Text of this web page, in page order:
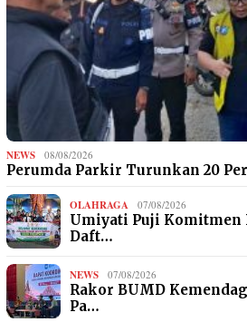
NEWS 08/08/2026
Perumda Parkir Turunkan 20
OLAHRAGA 07/08/2026
Umiyati Puji Komitmen
Daft…
NEWS 07/08/2026
Rakor BUMD
Pa…